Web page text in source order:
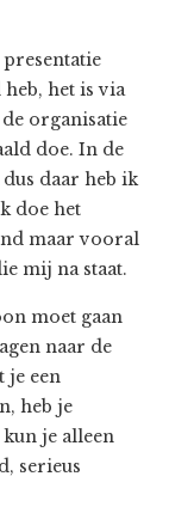
het is via
organisatie
doe. In de
daar heb ik
doe het
maar vooral
mij na staat.
moet gaan
naar de
je een
heb je
je alleen
serieus